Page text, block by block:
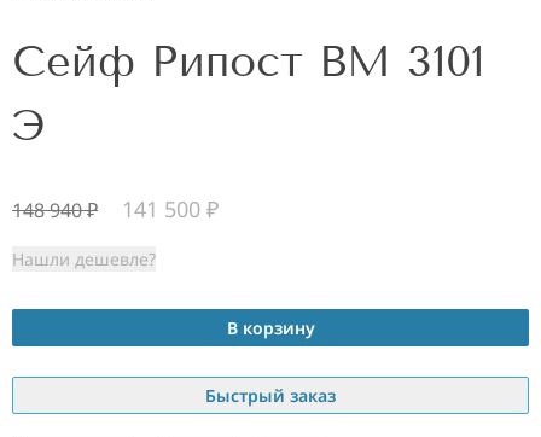
Сейф Рипост ВМ 3101
Э
148 940₽ 141 500 ₽
Нашли дешевле?
В корзину
Быстрый заказ